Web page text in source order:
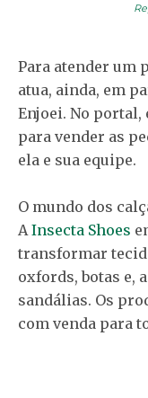
Para atender um
atua, ainda, em
Enjoei. No portal,
para vender as
ela e sua equipe.
O mundo dos
A Insecta Shoes
transformar
oxfords, botas e,
sandálias. Os
com venda para